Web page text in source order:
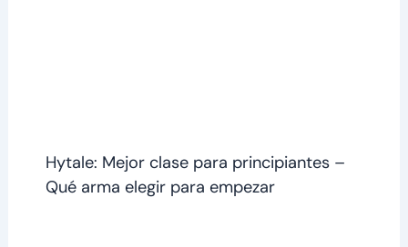
Hytale: Mejor clase para principiantes –
Qué arma elegir para empezar